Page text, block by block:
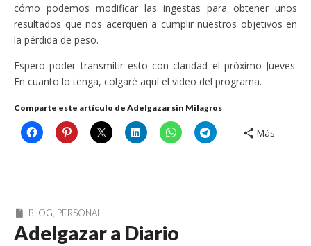
cómo podemos modificar las ingestas para obtener unos
resultados que nos acerquen a cumplir nuestros objetivos en
la pérdida de peso.
Espero poder transmitir esto con claridad el próximo Jueves.
En cuanto lo tenga, colgaré aquí el video del programa.
Comparte este artículo de Adelgazar sin Milagros
Más
BLOG, PERSONAL
Adelgazar a Diario